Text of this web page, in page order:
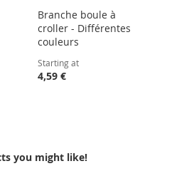
Branche boule à
croller - Différentes
couleurs
Starting at
4,59 €
you might like!